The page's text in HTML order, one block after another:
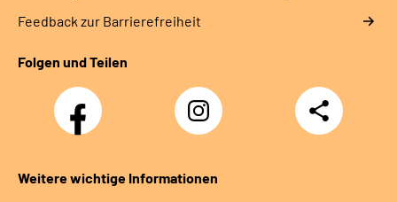
Feedback zur Barrierefreiheit
Folgen und Teilen
Facebook
Klinik
Sonnenblick
Instagram
Klinik
Sonnenblick
Teilen
Weitere wichtige Informationen